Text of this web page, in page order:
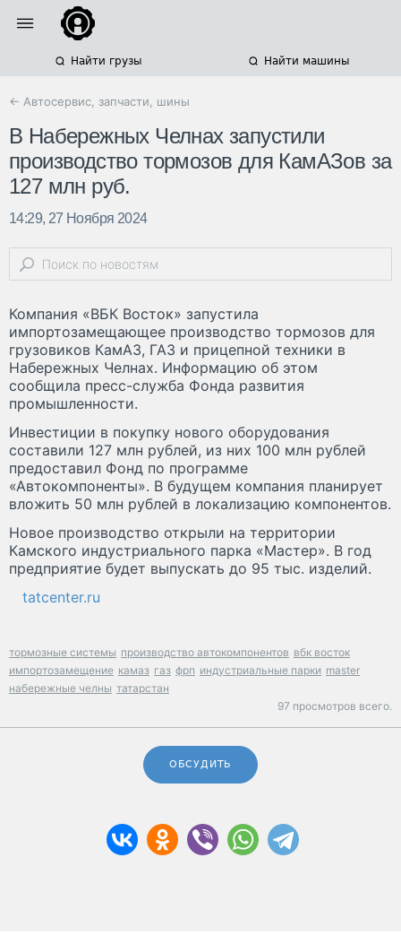
Найти грузы Найти машины
← Автосервис, запчасти, шины
В Набережных Челнах запустили
производство тормозов для КамАЗов за
127 млн руб.
14:29, 27 Ноября 2024
Компания «ВБК Восток» запустила
импортозамещающее производство тормозов для
грузовиков КамАЗ, ГАЗ и прицепной техники в
Набережных Челнах. Информацию об этом
сообщила пресс-служба Фонда развития
промышленности.
Инвестиции в покупку нового оборудования
составили 127 млн рублей, из них 100 млн рублей
предоставил Фонд по программе
«Автокомпоненты». В будущем компания планирует
вложить 50 млн рублей в локализацию компонентов.
Новое производство открыли на территории
Камского индустриального парка «Мастер». В год
предприятие будет выпускать до 95 тыс. изделий.
tatcenter.ru
тормозные системы производство автокомпонентов вбк восток
импортозамещение камаз газ фрп индустриальные парки master
набережные челны татарстан
97 просмотров всего.
ОБСУДИТЬ